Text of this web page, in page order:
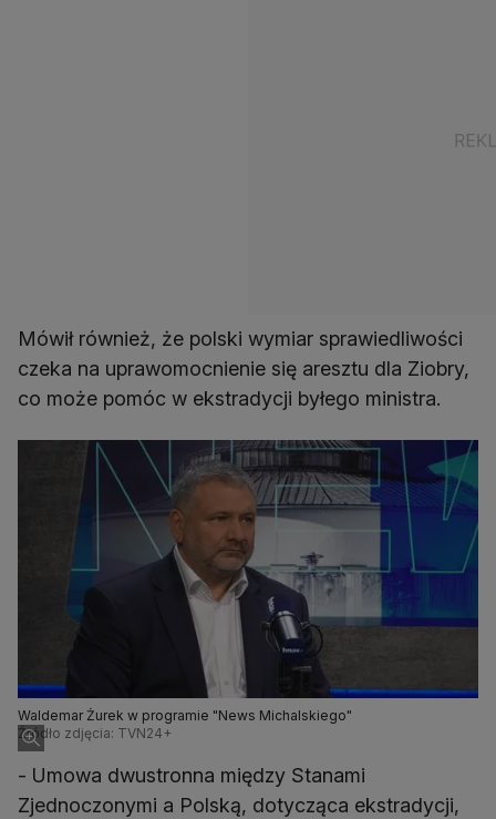
Mówił również, że polski wymiar sprawiedliwości
czeka na uprawomocnienie się aresztu dla Ziobry,
co może pomóc w ekstradycji byłego ministra.
Waldemar Żurek w programie "News Michalskiego"
Źródło zdjęcia: TVN24+
- Umowa dwustronna między Stanami
Zjednoczonymi a Polską, dotycząca ekstradycji,